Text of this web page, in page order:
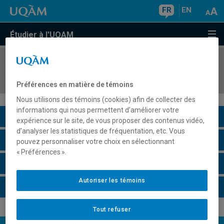
FR EN
Étudier à l'UQAM
COURS//
Description du cours
Horaire - Été 2026
Préférences en matière de témoins
Nous utilisons des témoins (cookies) afin de collecter des
informations qui nous permettent d’améliorer votre
expérience sur le site, de vous proposer des contenus vidéo,
d’analyser les statistiques de fréquentation, etc. Vous
pouvez personnaliser votre choix en sélectionnant
« Préférences ».
Tout refuser
Autoriser les témoins